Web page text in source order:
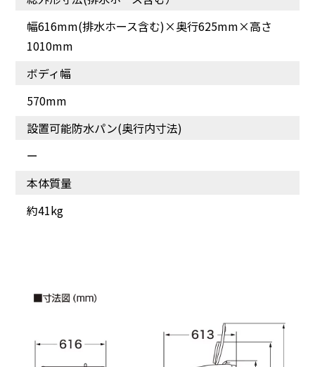
幅616mm(排水ホース含む)×奥行625mm×高さ
1010mm
ボディ幅
570mm
設置可能防水パン(奥行内寸法)
ー
本体質量
約41kg